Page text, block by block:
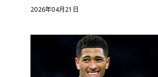
2026年04月21日